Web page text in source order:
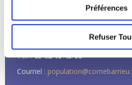
Préférences
Refuser
SERVICE POPULATION
Tél. :05 62 13 43 00
Courriel :